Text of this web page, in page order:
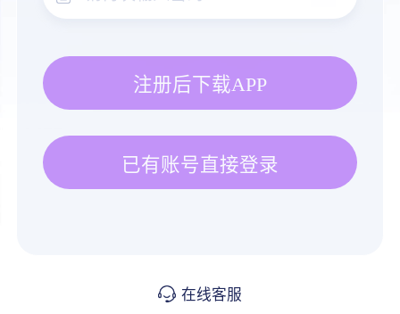
注册后下载APP
已有账号直接登录
在线客服